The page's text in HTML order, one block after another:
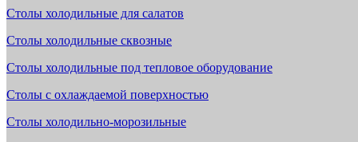
Столы холодильные для салатов
Столы холодильные сквозные
Столы холодильные под тепловое оборудование
Столы с охлаждаемой поверхностью
Столы холодильно-морозильные